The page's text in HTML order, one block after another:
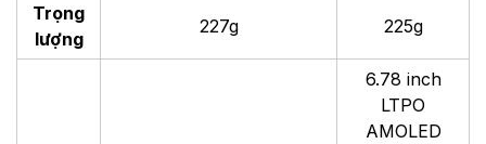
Trọng
lượng
227g 225g
6.78 inch
LTPO
AMOLED